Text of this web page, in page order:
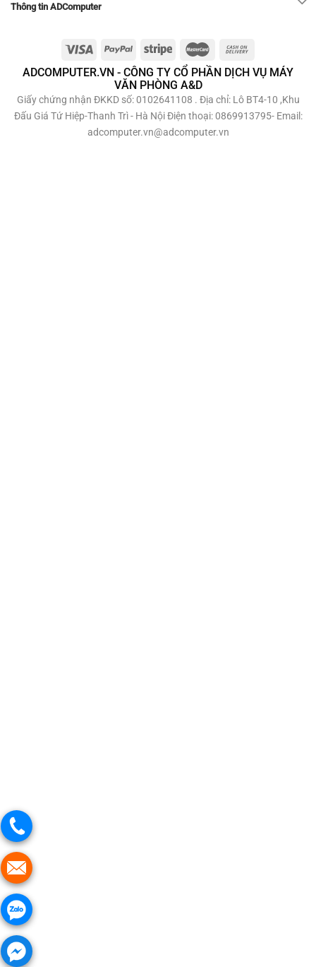
Thông tin ADComputer
ADCOMPUTER.VN - CÔNG TY CỔ PHẦN DỊCH VỤ MÁY
VĂN PHÒNG A&D
Giấy chứng nhận ĐKKD số: 0102641108 . Địa chỉ: Lô BT4-10 ,Khu
Đấu Giá Tứ Hiệp-Thanh Trì - Hà Nội Điện thoại: 0869913795- Email:
adcomputer.vn@adcomputer.vn